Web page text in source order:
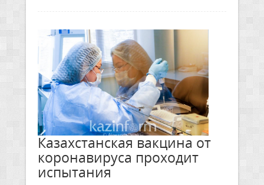
Казахстанская вакцина от
коронавируса проходит
испытания